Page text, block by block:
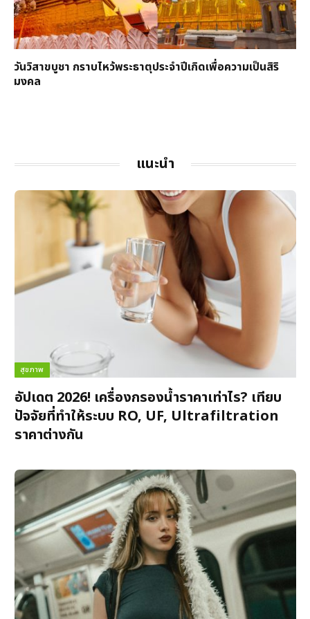
วันวิสาขบูชา กราบไหว้พระธาตุประจำปีเกิดเพื่อความเป็นสิริ
มงคล
แนะนำ
สุขภาพ
อัปเดต 2026! เครื่องกรองน้ำราคาเท่าไร? เทียบ
ปัจจัยที่ทำให้ระบบ RO, UF, Ultrafiltration
ราคาต่างกัน